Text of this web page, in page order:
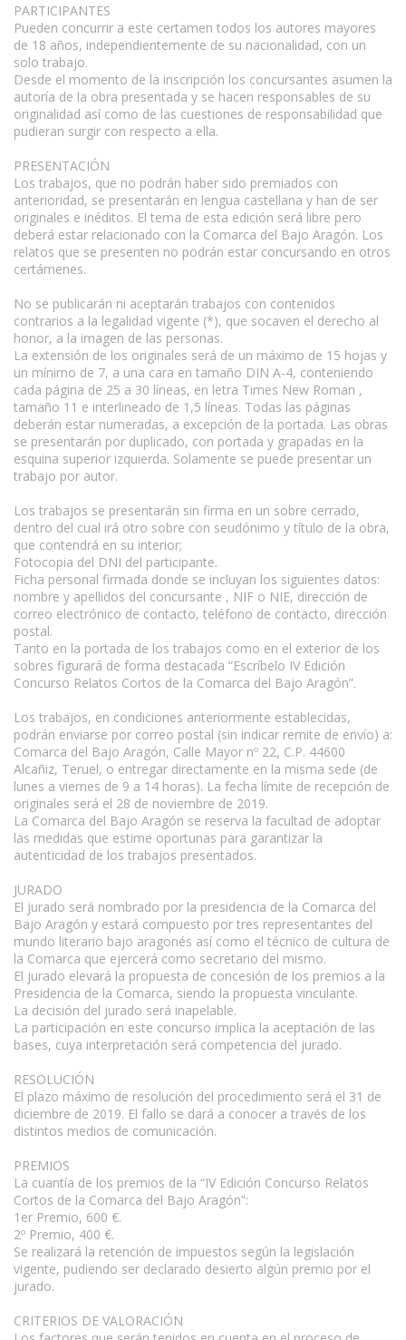
PARTICIPANTES
Pueden concurrir a este certamen todos los autores mayores
de 18 años, independientemente de su nacionalidad, con un
solo trabajo.
Desde el momento de la inscripción los concursantes asumen la
autoría de la obra presentada y se hacen responsables de su
originalidad así como de las cuestiones de responsabilidad que
pudieran surgir con respecto a ella.
PRESENTACIÓN
Los trabajos, que no podrán haber sido premiados con
anterioridad, se presentarán en lengua castellana y han de ser
originales e inéditos. El tema de esta edición será libre pero
deberá estar relacionado con la Comarca del Bajo Aragón. Los
relatos que se presenten no podrán estar concursando en otros
certámenes.
No se publicarán ni aceptarán trabajos con contenidos
contrarios a la legalidad vigente (*), que socaven el derecho al
honor, a la imagen de las personas.
La extensión de los originales será de un máximo de 15 hojas y
un mínimo de 7, a una cara en tamaño DIN A-4, conteniendo
cada página de 25 a 30 líneas, en letra Times New Roman ,
tamaño 11 e interlineado de 1,5 líneas. Todas las páginas
deberán estar numeradas, a excepción de la portada. Las obras
se presentarán por duplicado, con portada y grapadas en la
esquina superior izquierda. Solamente se puede presentar un
trabajo por autor.
Los trabajos se presentarán sin firma en un sobre cerrado,
dentro del cual irá otro sobre con seudónimo y título de la obra,
que contendrá en su interior;
Fotocopia del DNI del participante.
Ficha personal firmada donde se incluyan los siguientes datos:
nombre y apellidos del concursante , NIF o NIE, dirección de
correo electrónico de contacto, teléfono de contacto, dirección
postal.
Tanto en la portada de los trabajos como en el exterior de los
sobres figurará de forma destacada “Escríbelo IV Edición
Concurso Relatos Cortos de la Comarca del Bajo Aragón”.
Los trabajos, en condiciones anteriormente establecidas,
podrán enviarse por correo postal (sin indicar remite de envío) a:
Comarca del Bajo Aragón, Calle Mayor nº 22, C.P. 44600
Alcañiz, Teruel, o entregar directamente en la misma sede (de
lunes a viernes de 9 a 14 horas). La fecha límite de recepción de
originales será el 28 de noviembre de 2019.
La Comarca del Bajo Aragón se reserva la facultad de adoptar
las medidas que estime oportunas para garantizar la
autenticidad de los trabajos presentados.
JURADO
El jurado será nombrado por la presidencia de la Comarca del
Bajo Aragón y estará compuesto por tres representantes del
mundo literario bajo aragonés así como el técnico de cultura de
la Comarca que ejercerá como secretario del mismo.
El jurado elevará la propuesta de concesión de los premios a la
Presidencia de la Comarca, siendo la propuesta vinculante.
La decisión del jurado será inapelable.
La participación en este concurso implica la aceptación de las
bases, cuya interpretación será competencia del jurado.
RESOLUCIÓN
El plazo máximo de resolución del procedimiento será el 31 de
diciembre de 2019. El fallo se dará a conocer a través de los
distintos medios de comunicación.
PREMIOS
La cuantía de los premios de la “IV Edición Concurso Relatos
Cortos de la Comarca del Bajo Aragón”:
1er Premio, 600 €.
2º Premio, 400 €.
Se realizará la retención de impuestos según la legislación
vigente, pudiendo ser declarado desierto algún premio por el
jurado.
CRITERIOS DE VALORACIÓN